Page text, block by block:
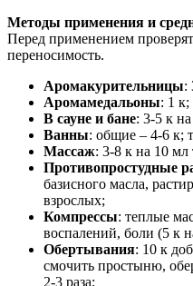
Методы применения и
Перед применением
переносимость.
Аромакурительницы:
Аромамедальоны: 1 к;
В сауне и бане: 3-5 к
Ванны: общие – 4-6 к;
Массаж: 3-8 к на 10
Противопростудные
базисного масла,
взрослых;
Компрессы: теплые
воспалений, боли (5 к
Обертывания: 10 к
смочить простыню,
2-3 раза;